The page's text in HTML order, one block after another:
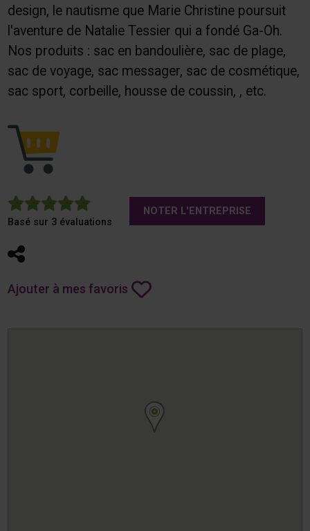
design, le nautisme que Marie Christine poursuit
l'aventure de Natalie Tessier qui a fondé Ga-Oh.
Nos produits : sac en bandoulière, sac de plage,
sac de voyage, sac messager, sac de cosmétique,
sac sport, corbeille, housse de coussin, , etc.
5
Basé sur 3 évaluations
NOTER L'ENTREPRISE
Partager
Ajouter à mes favoris